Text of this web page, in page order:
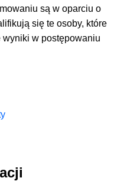
są w oparciu o
się te osoby, które
wyniki w postępowaniu